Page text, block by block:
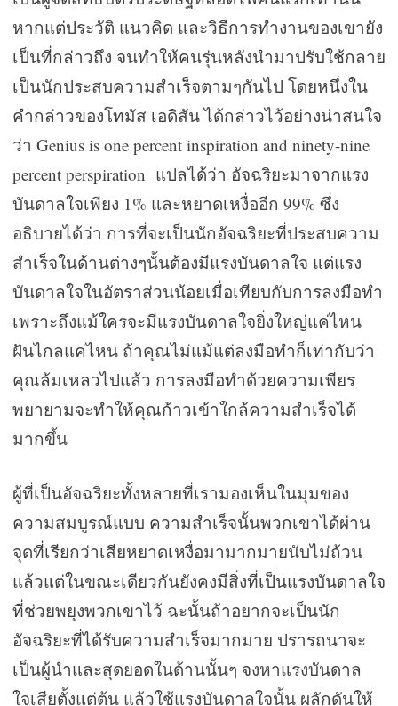
หากแต่ประวัติ แนวคิด และวิธีการทำงานของเขายัง
เป็นที่กล่าวถึง จนทำให้คนรุ่นหลังนำมาปรับใช้กลาย
เป็นนักประสบความสำเร็จตามๆกันไป โดยหนึ่งใน
คำกล่าวของโทมัส เอดิสัน ได้กล่าวไว้อย่างน่าสนใจ
ว่า Genius is one percent inspiration and ninety-nine
percent perspiration แปลได้ว่า อัจฉริยะมาจากแรง
บันดาลใจเพียง 1% และหยาดเหงื่ออีก 99% ซึ่ง
อธิบายได้ว่า การที่จะเป็นนักอัจฉริยะที่ประสบความ
สำเร็จในด้านต่างๆนั้นต้องมีแรงบันดาลใจ แต่แรง
บันดาลใจในอัตราส่วนน้อยเมื่อเทียบกับการลงมือทำ
เพราะถึงแม้ใครจะมีแรงบันดาลใจยิ่งใหญ่แค่ไหน
ฝันไกลแค่ไหน ถ้าคุณไม่แม้แต่ลงมือทำก็เท่ากับว่า
คุณล้มเหลวไปแล้ว การลงมือทำด้วยความเพียร
พยายามจะทำให้คุณก้าวเข้าใกล้ความสำเร็จได้
มากขึ้น
ผู้ที่เป็นอัจฉริยะทั้งหลายที่เรามองเห็นในมุมของ
ความสมบูรณ์แบบ ความสำเร็จนั้นพวกเขาได้ผ่าน
จุดที่เรียกว่าเสียหยาดเหงื่อมามากมายนับไม่ถ้วน
แล้วแต่ในขณะเดียวกันยังคงมีสิ่งที่เป็นแรงบันดาลใจ
ที่ช่วยพยุงพวกเขาไว้ ฉะนั้นถ้าอยากจะเป็นนัก
อัจฉริยะที่ได้รับความสำเร็จมากมาย ปรารถนาจะ
เป็นผู้นำและสุดยอดในด้านนั้นๆ จงหาแรงบันดาล
ใจเสียตั้งแต่ต้น แล้วใช้แรงบันดาลใจนั้น ผลักดันให้